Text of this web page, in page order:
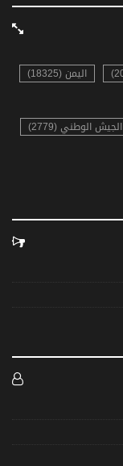
اليمن (18325)
الجيش الوطني (2779)